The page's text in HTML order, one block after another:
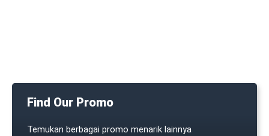
Find Our Promo
Temukan berbagai promo menarik lainnya